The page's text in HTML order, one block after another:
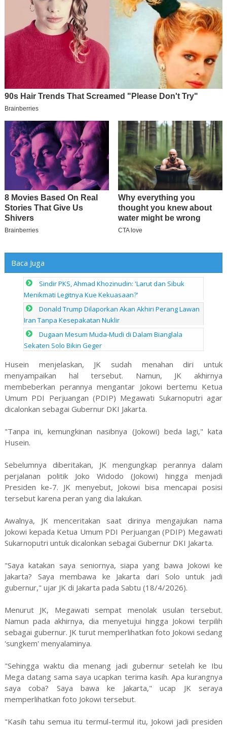
Baca Juga
Sindir PKS, Ahmad Khozinudin: 'Larut dan Sibuk
Menikmati Legitnya Kue Kekuasaan?'
Donald Trump Dilaporkan Akan Akhiri Perang Lawan
Iran Tanpa Kesepakatan Nuklir
Dugaan Mesum Muda-Mudi di Dalam Bianglala
Sekaten Solo Bikin Geger
Husein menjelaskan, JK sudah menahan diri untuk
menyampaikan hal tersebut. Namun, JK akhirnya
membeberkan perannya mengantar Jokowi bertemu Ketua
Umum PDI Perjuangan (PDIP) Megawati Sukarnoputri agar
dicalonkan sebagai Gubernur DKI Jakarta.
"Tanpa ini, kemungkinan nasibnya (Jokowi) beda lagi," kata
Husein.
Sebelumnya diberitakan, JK mengungkap perannya dalam
perjalanan politik Joko Widodo (Jokowi) hingga menjadi
Presiden ke-7. JK menyebut, Jokowi bisa mencapai posisi
tersebut karena peran yang dia lakukan.
Awalnya, JK menceritakan saat dirinya mengajukan nama
Jokowi kepada Ketua Umum PDI Perjuangan (PDIP) Megawati
Sukarnoputri untuk dicalonkan sebagai Gubernur DKI Jakarta.
"Saya katakan saya seniornya, siapa yang bawa Jokowi ke
Jakarta? Saya membawa ke Jakarta dari Solo untuk jadi
gubernur," ujar JK di Jakarta pada Sabtu (18/4/2026).
Menurut JK, Megawati sempat menolak usulan tersebut.
Namun pada akhirnya, dia menyetujui hingga Jokowi terpilih
sebagai gubernur. JK turut memperlihatkan foto Jokowi sedang
'sungkem' menyalaminya.
"Sehingga waktu dia menang jadi gubernur setelah ke Ibu
Mega datang sama saya ucapkan terima kasih. Apa kurangnya
saya coba? Saya bawa ke Jakarta," ucap JK seraya
memperlihatkan foto Jokowi tersebut.
"Kasih tahu semua itu termul-termul itu, Jokowi jadi presiden